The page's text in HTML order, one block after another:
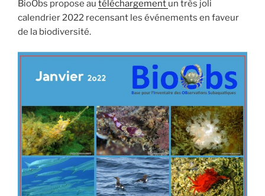
BioObs propose au téléchargement un très joli
calendrier 2022 recensant les événements en faveur
de la biodiversité.